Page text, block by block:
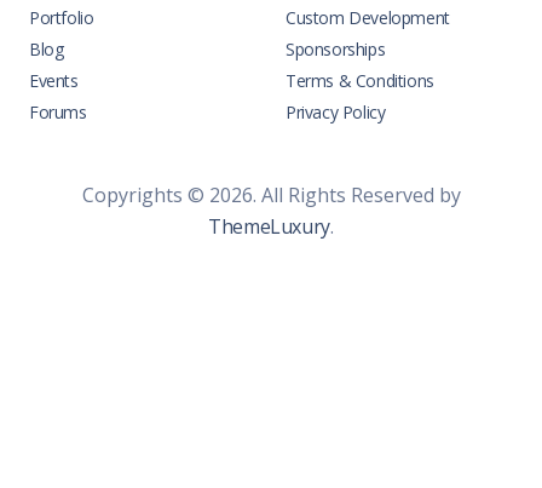
Portfolio
Blog
Events
Forums
Custom Development
Sponsorships
Terms & Conditions
Privacy Policy
Copyrights © 2026. All Rights Reserved by
ThemeLuxury.